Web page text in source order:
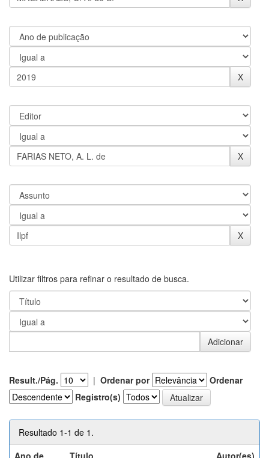
Utilizar filtros para refinar o resultado de busca.
Result./Pág. | Ordenar por
Ordenar
Registro(s)
Resultado 1-1 de 1.
Ano de
Título Autor(es)